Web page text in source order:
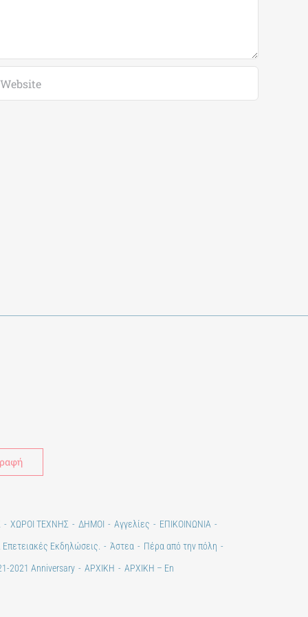
ΧΩΡΟΙ ΤΕΧΝΗΣ ΔΗΜΟΙ Αγγελίες
ΕΠΙΚΟΙΝΩΝΙΑ
Εκδηλώσεις. Άστεα
Πέρα από την πόλη
2021 Anniversary ΑΡΧΙΚΗ ΑΡΧΙΚΗ – En